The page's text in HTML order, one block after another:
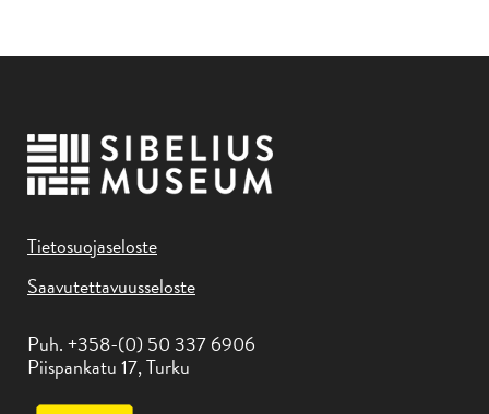
Tietosuojaseloste
Saavutettavuusseloste
Puh. +358-(0) 50 337 6906
Piispankatu 17, Turku